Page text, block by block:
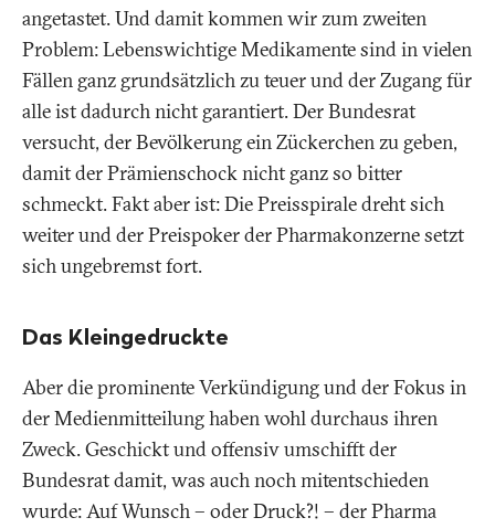
angetastet. Und damit kommen wir zum zweiten
Problem: Lebenswichtige Medikamente sind in vielen
Fällen ganz grundsätzlich zu teuer und der Zugang für
alle ist dadurch nicht garantiert. Der Bundesrat
versucht, der Bevölkerung ein Zückerchen zu geben,
damit der Prämienschock nicht ganz so bitter
schmeckt. Fakt aber ist: Die Preisspirale dreht sich
weiter und der Preispoker der Pharmakonzerne setzt
sich ungebremst fort.
Das Kleingedruckte
Aber die prominente Verkündigung und der Fokus in
der Medienmitteilung haben wohl durchaus ihren
Zweck. Geschickt und offensiv umschifft der
Bundesrat damit, was auch noch mitentschieden
wurde: Auf Wunsch – oder Druck?! – der Pharma